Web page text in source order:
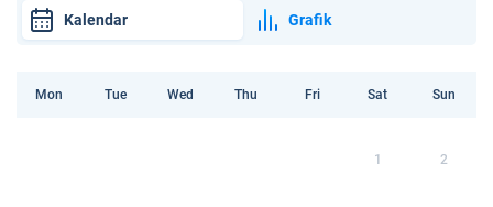
Kalendar Grafik
Mon Tue Wed Thu Fri Sat Sun
1 2